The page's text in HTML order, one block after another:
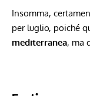
Insomma,
per luglio, poiché
mediterranea, ma